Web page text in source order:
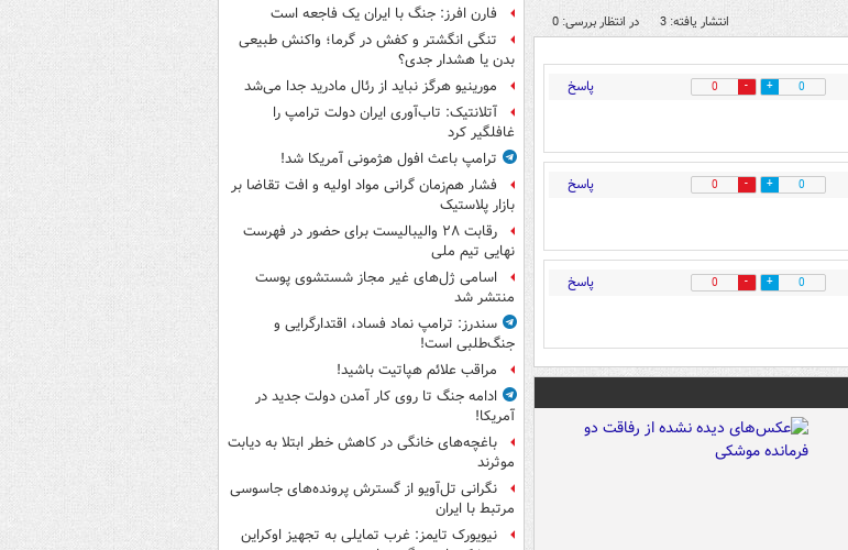
انتشار یافته: 3 در انتظار بررسی: 0
0
0 پاسخ
0
0 پاسخ
0
0 پاسخ
فارن افرز: جنگ با ایران یک فاجعه است
تنگی انگشتر و کفش در گرما؛ واکنش طبیعی
بدن یا هشدار جدی؟
مورینیو هرگز نباید از رئال مادرید جدا می‌شد
آتلانتیک: تاب‌آوری ایران دولت ترامپ را
غافلگیر کرد
ترامپ باعث افول هژمونی آمریکا شد!
فشار هم‌زمان گرانی مواد اولیه و افت تقاضا بر
بازار پلاستیک
رقابت ۲۸ والیبالیست برای حضور در فهرست
نهایی تیم ملی
اسامی ژل‌های غیر مجاز شستشوی پوست
منتشر شد
سندرز: ترامپ نماد فساد، اقتدارگرایی و
جنگ‌طلبی است!
مراقب علائم هپاتیت باشید!
ادامه جنگ تا روی کار آمدن دولت جدید در
آمریکا!
باغچه‌های خانگی در کاهش خطر ابتلا به دیابت
موثرند
نگرانی تل‌آویو از گسترش پرونده‌های جاسوسی
مرتبط با ایران
نیویورک تایمز: غرب تمایلی به تجهیز اوکراین